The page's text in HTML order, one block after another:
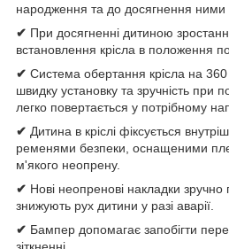
народження та до досягнення ними
✔ При досягненні дитиною
встановлення крісла в положення
✔ Система обертання крісла на 360
швидку установку та зручність при
легко повертається у потрібному
✔ Дитина в кріслі фіксується
ременями безпеки, оснащеними
м'якого неопрену.
✔ Нові неопренові накладки
знижують рух дитини у разі аварії.
✔ Бампер допомагає запобігти
зіткненні.